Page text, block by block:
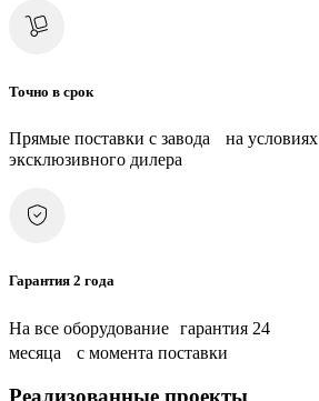
Точно в срок
Прямые поставки с завода на условиях
эксклюзивного дилера
Гарантия 2 года
На все оборудование гарантия 24
месяца с момента поставки
Реализованные проекты